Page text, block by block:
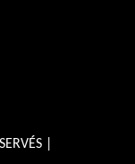
|